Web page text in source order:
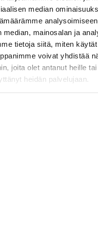
median
median, mainosalan ja
tietoja siitä, miten käytät
voivat yhdistää
joita olet antanut heille
heidän palvelujaan.
2018-2021
2016
ohjeet, suunnitelmat,